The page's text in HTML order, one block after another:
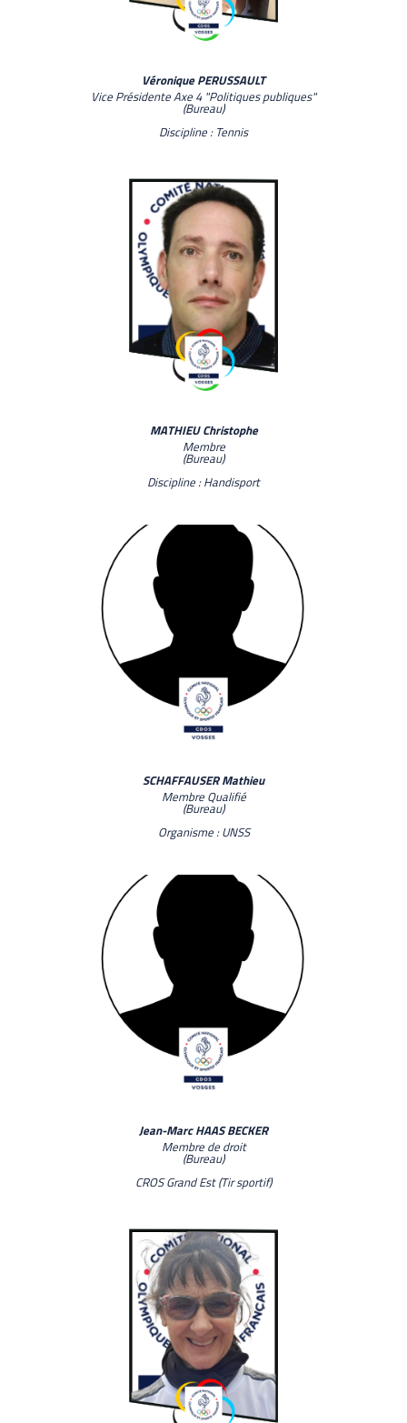
Véronique PERUSSAULT
Vice Présidente Axe 4 "Politiques publiques"
(Bureau)
Discipline : Tennis
MATHIEU Christophe
Membre
(Bureau)
Discipline : Handisport
SCHAFFAUSER Mathieu
Membre Qualifié
(Bureau)
Organisme : UNSS
Jean-Marc HAAS BECKER
Membre de droit
(Bureau)
CROS Grand Est (Tir sportif)